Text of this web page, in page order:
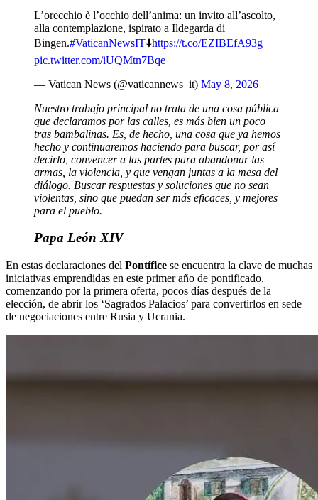
L’orecchio è l’occhio dell’anima: un invito all’ascolto,
alla contemplazione, ispirato a Ildegarda di
Bingen.#VaticanNewsIT⬇️https://t.co/EZIBEfA93g
pic.twitter.com/iUQMtn7Bqe
— Vatican News (@vaticannews_it) May 8, 2026
Nuestro trabajo principal no trata de una cosa pública
que declaramos por las calles, es más bien un poco
tras bambalinas. Es, de hecho, una cosa que ya hemos
hecho y continuaremos haciendo para buscar, por así
decirlo, convencer a las partes para abandonar las
armas, la violencia, y que vengan juntas a la mesa del
diálogo. Buscar respuestas y soluciones que no sean
violentas, sino que puedan ser más eficaces, y mejores
para el pueblo.
Papa León XIV
En estas declaraciones del Pontífice se encuentra la clave de muchas
iniciativas emprendidas en este primer año de pontificado,
comenzando por la primera oferta, pocos días después de la
elección, de abrir los ‘Sagrados Palacios’ para convertirlos en sede
de negociaciones entre Rusia y Ucrania.